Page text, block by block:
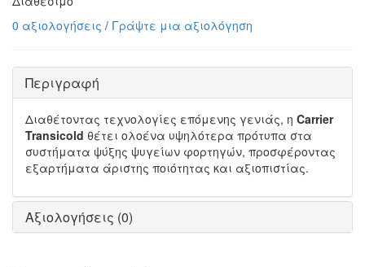
0 αξιολογήσεις / Γράψτε μια αξιολόγηση
Περιγραφή
Διαθέτοντας τεχνολογίες επόμενης γενιάς, η Carrier
Transicold θέτει ολοένα υψηλότερα πρότυπα στα
συστήματα ψύξης ψυγείων φορτηγών, προσφέροντας
εξαρτήματα άριστης ποιότητας και αξιοπιστίας.
Αξιολογήσεις (0)